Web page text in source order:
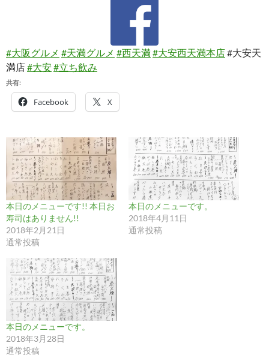
#大阪グルメ #天満グルメ #西天満#大安西天満本店#大安天
満店#大安#立ち飲み
共有:
Facebook X
本日のメニューです!! 本日お
寿司はありません!!
2018年2月21日
通常投稿
本日のメニューです。
2018年4月11日
通常投稿
本日のメニューです。
2018年3月28日
通常投稿